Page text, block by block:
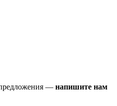
— напишите нам